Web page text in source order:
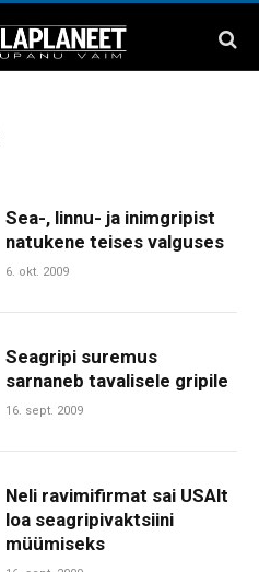
Sea-, linnu- ja inimgripist
natukene teises valguses
6. okt. 2009
Seagripi suremus
sarnaneb tavalisele gripile
16. sept. 2009
Neli ravimifirmat sai USAlt
loa seagripivaktsiini
müümiseks